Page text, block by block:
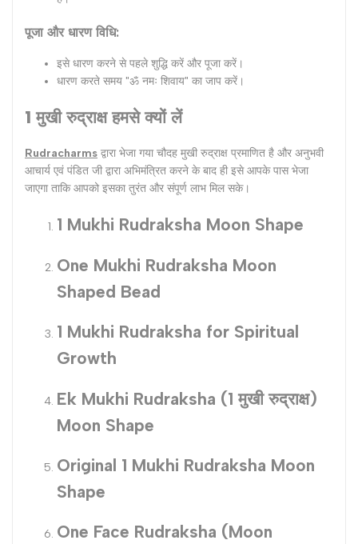
पूजा और धारण विधि:
इसे धारण करने से पहले शुद्धि करें और पूजा करें।
धारण करते समय "ॐ नमः शिवाय" का जाप करें।
1 मुखी रुद्राक्ष हमसे क्‍यों लें
Rudracharms द्वारा भेजा गया चौदह मुखी रुद्राक्ष प्रमाणित है और अनुभवी
आचार्य एवं पंडित जी द्वारा अभिमंत्रित करने के बाद ही इसे आपके पास भेजा
जाएगा ताकि आपको इसका तुरंत और संपूर्ण लाभ मिल सके।
1 Mukhi Rudraksha Moon Shape
One Mukhi Rudraksha Moon
Shaped Bead
1 Mukhi Rudraksha for Spiritual
Growth
Ek Mukhi Rudraksha (1 मुखी रुद्राक्ष)
Moon Shape
Original 1 Mukhi Rudraksha Moon
Shape
One Face Rudraksha (Moon